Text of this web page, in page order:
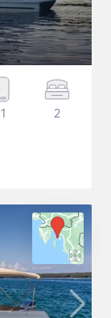
1 2